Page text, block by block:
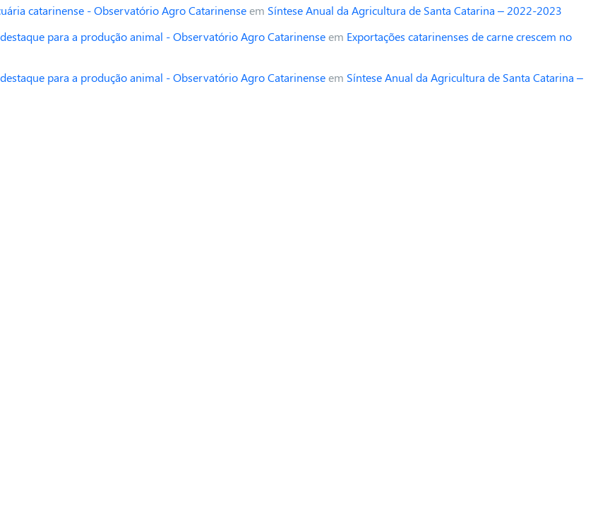
catarinense - Observatório Agro Catarinenseem Síntese Anual da Agricultura de Santa Catarina – 2022-2023
para a produção animal - Observatório Agro Catarinenseem Exportações catarinenses de carne crescem no
para a produção animal - Observatório Agro Catarinenseem Síntese Anual da Agricultura de Santa Catarina –